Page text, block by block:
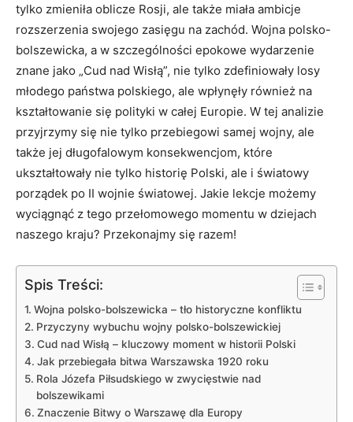
tylko zmieniła oblicze Rosji, ale także miała ambicje
rozszerzenia swojego zasięgu na zachód. Wojna polsko-
bolszewicka, ⁣a w szczególności epokowe wydarzenie
znane jako​ „Cud nad Wisłą”, nie tylko zdefiniowały losy
młodego państwa polskiego, ale wpłynęły również na
kształtowanie się polityki w całej Europie. W tej analizie
przyjrzymy się nie tylko przebiegowi samej wojny, ale
także jej długofalowym ⁣konsekwencjom,‌ które
ukształtowały nie tylko⁣ historię Polski,‍ ale i światowy
porządek po II wojnie światowej. Jakie lekcje możemy
wyciągnąć⁤ z tego ⁢przełomowego ⁢momentu w dziejach
naszego ​kraju? Przekonajmy się razem!
Spis Treści:
Wojna polsko-bolszewicka – tło historyczne konfliktu
Przyczyny wybuchu wojny polsko-bolszewickiej
Cud nad Wisłą – kluczowy​ moment w historii Polski
Jak przebiegała bitwa Warszawska 1920 ‍roku
Rola Józefa Piłsudskiego w zwycięstwie nad
bolszewikami
Znaczenie Bitwy o Warszawę dla Europy